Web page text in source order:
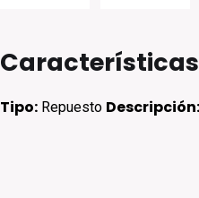
Características
Tipo: Repuesto Descripción: